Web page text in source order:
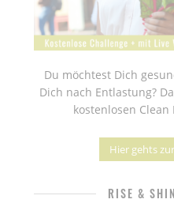
Du möchtest Dich
Dich nach Entlastung?
kostenlosen Clean
Hier gehts
RISE &